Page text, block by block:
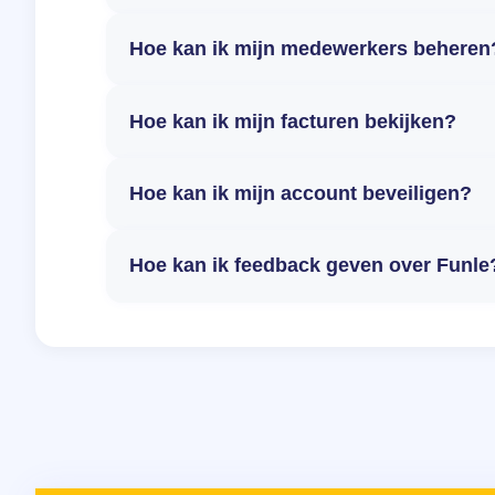
Hoe kan ik mijn medewerkers
Hoe kan ik mijn facturen bekijken?
Hoe kan ik mijn account beveiligen?
Hoe kan ik feedback geven over